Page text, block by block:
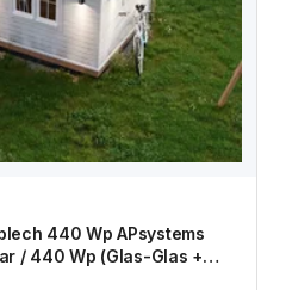
440 Wp APsystems
/ 440 Wp (Glas-Glas +